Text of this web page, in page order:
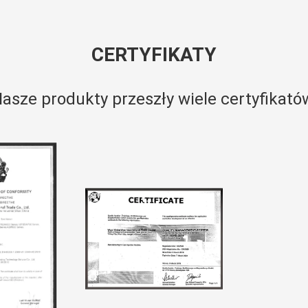
CERTYFIKATY
produkty przeszły wiele